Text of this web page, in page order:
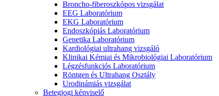
Broncho-fiberoszkópos vizsgálat
EEG Laboratórium
EKG Laboratórium
Endoszkópiás Laboratórium
Genetika Laboratórium
Kardiológiai ultrahang vizsgáló
Klinikai Kémiai és Mikrobiológiai Laboratórium
Légzésfunkciós Laboratórium
Röntgen és Ultrahang Osztály
Urodinámiás vizsgálat
Betegjogi képviselő